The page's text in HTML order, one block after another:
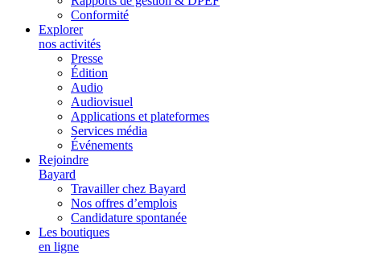
Conformité
Explorer
nos activités
Presse
Édition
Audio
Audiovisuel
Applications et plateformes
Services média
Événements
Rejoindre
Bayard
Travailler chez Bayard
Nos offres d’emplois
Candidature spontanée
Les boutiques
en ligne